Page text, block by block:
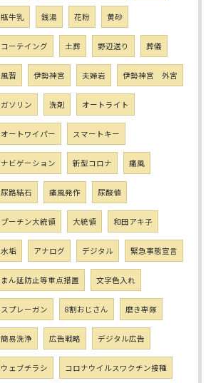
瓶牛乳 銭湯 花粉 黄砂
コーテイング 土葬 野辺送り 葬儀
風習 伊勢神宮 夫婦岩 伊勢神宮 外宮
ガソリン 洗剤 オートライト
オートワイパー スマートキー
ナビゲーション 新型コロナ 痛風
尿路結石 痛風発作 尿酸値
プーチン大統領 大統領 和田アキ子
水垢 アナログ デジタル 緊急事態宣言
まん延防止等重点措置 文字色入れ
スプレーガン 8割おじさん 磨き専隊
簡易洗浄 広告戦略 デジタル広告
ウェブチラシ コロナウイルスワクチン接種